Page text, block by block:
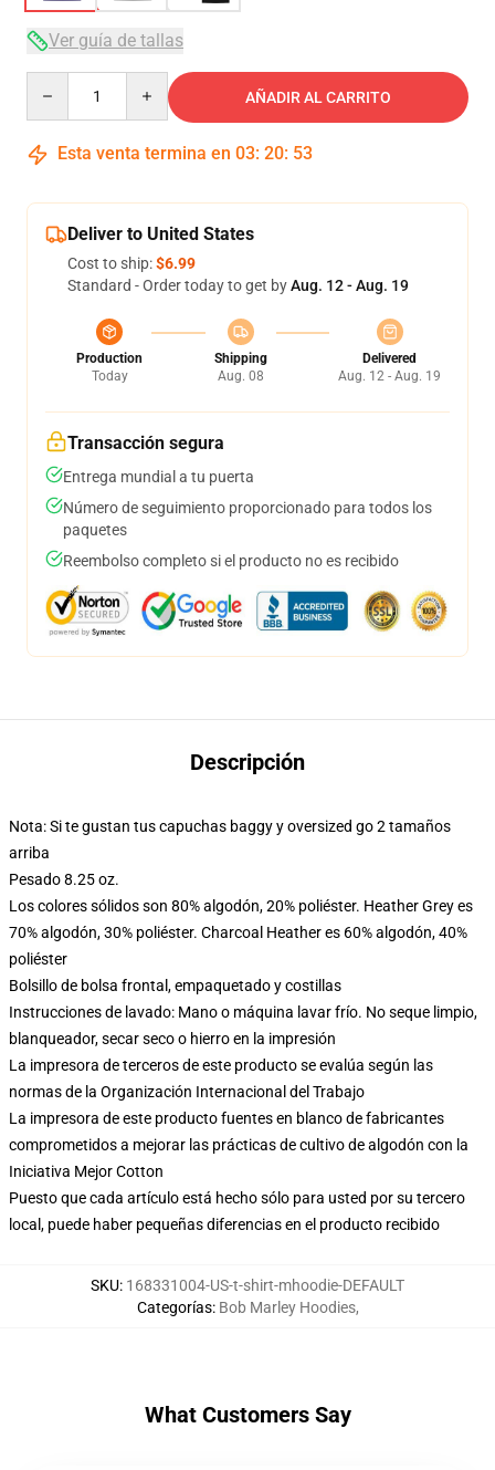
Ver guía de tallas
AÑADIR AL CARRITO
Esta venta termina en 03: 20: 53
Deliver to United States
Cost to ship:$6.99
Standard - Order today to get byAug. 12 - Aug. 19
Production
Today
Shipping
Aug. 08
Delivered
Aug. 12 - Aug. 19
Transacción segura
Entrega mundial a tu puerta
Número de seguimiento proporcionado para todos los
paquetes
Reembolso completo si el producto no es recibido
Descripción
Nota: Si te gustan tus capuchas baggy y oversized go 2 tamaños
arriba
Pesado 8.25 oz.
Los colores sólidos son 80% algodón, 20% poliéster. Heather Grey es
70% algodón, 30% poliéster. Charcoal Heather es 60% algodón, 40%
poliéster
Bolsillo de bolsa frontal, empaquetado y costillas
Instrucciones de lavado: Mano o máquina lavar frío. No seque limpio,
blanqueador, secar seco o hierro en la impresión
La impresora de terceros de este producto se evalúa según las
normas de la Organización Internacional del Trabajo
La impresora de este producto fuentes en blanco de fabricantes
comprometidos a mejorar las prácticas de cultivo de algodón con la
Iniciativa Mejor Cotton
Puesto que cada artículo está hecho sólo para usted por su tercero
local, puede haber pequeñas diferencias en el producto recibido
SKU: 168331004-US-t-shirt-mhoodie-DEFAULT
Categorías: Bob Marley Hoodies,
What Customers Say